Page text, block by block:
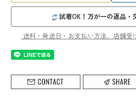
試着OK！万が一の返品・
送料・発送日・お支払い方法、店舗受